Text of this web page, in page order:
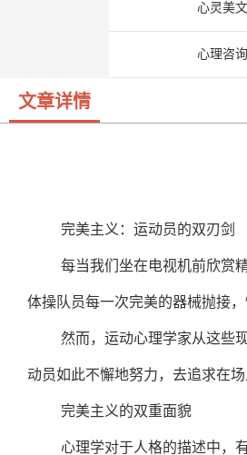
心灵美文
心理咨询
文章详情
完美主义：运动员的双刃剑
每当我们坐在电视机前欣赏
体操队员每一次完美的器械抛接
然而，运动心理学家从这些
动员如此不懈地努力，去追求在场
完美主义的双重面貌
心理学对于人格的描述中，